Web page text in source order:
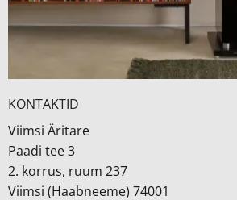
KONTAKTID
Viimsi Äritare
Paadi tee 3
2. korrus, ruum 237
Viimsi (Haabneeme) 74001